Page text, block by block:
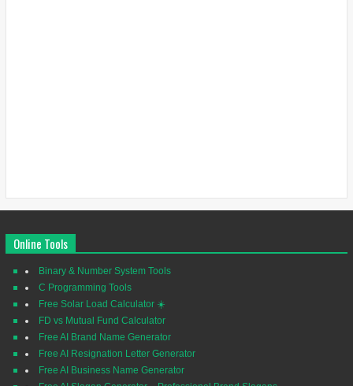
Online Tools
Binary & Number System Tools
C Programming Tools
Free Solar Load Calculator ☀️
FD vs Mutual Fund Calculator
Free AI Brand Name Generator
Free AI Resignation Letter Generator
Free AI Business Name Generator